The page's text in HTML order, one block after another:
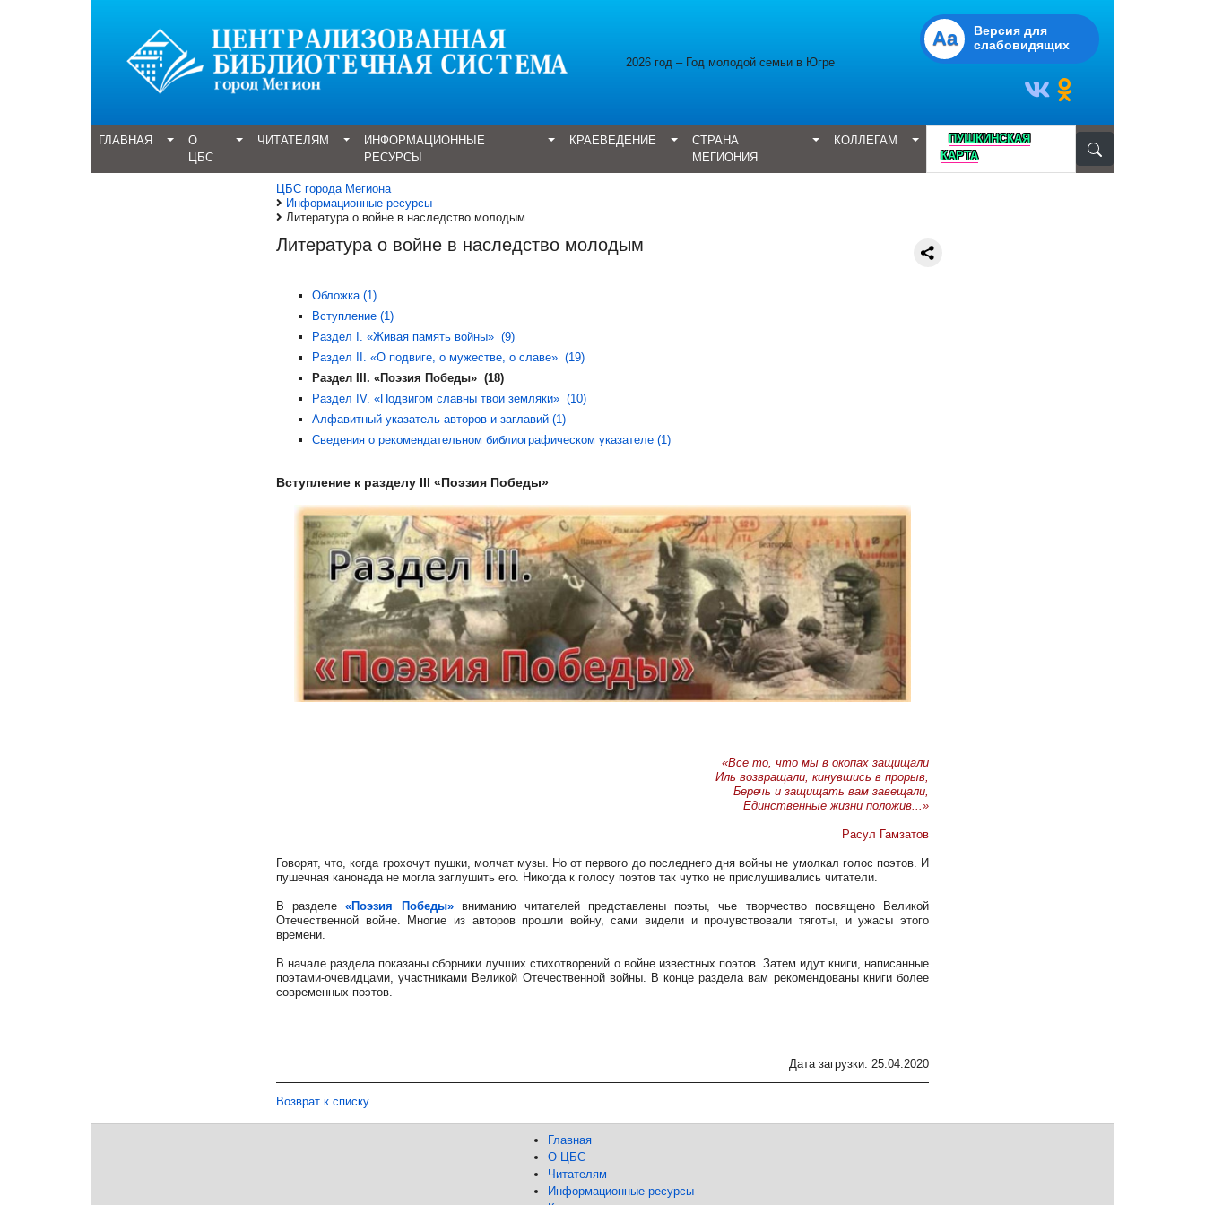
2026 год – Год молодой семьи в Югре
Aa
Версия для
слабовидящих
ГЛАВНАЯ
О
ЦБС
ЧИТАТЕЛЯМ
ИНФОРМАЦИОННЫЕ
РЕСУРСЫ
КРАЕВЕДЕНИЕ
СТРАНА
МЕГИОНИЯ
КОЛЛЕГАМ DПУШКИНСКАЯ
КАРТА
ЦБС города Мегиона
Информационные ресурсы
Литература о войне в наследство молодым
Литература о войне в наследство молодым
Обложка (1)
Вступление (1)
Раздел I. «Живая память войны» (9)
Раздел II. «О подвиге, о мужестве, о славе» (19)
Раздел III. «Поэзия Победы» (18)
Раздел IV. «Подвигом славны твои земляки» (10)
Алфавитный указатель авторов и заглавий (1)
Сведения о рекомендательном библиографическом указателе (1)
Вступление к разделу III «Поэзия Победы»
«Все то, что мы в окопах защищали
Иль возвращали, кинувшись в прорыв,
Беречь и защищать вам завещали,
Единственные жизни положив...»
Расул Гамзатов
Говорят, что, когда грохочут пушки, молчат музы. Но от первого до последнего дня войны не умолкал голос поэтов. И
пушечная канонада не могла заглушить его. Никогда к голосу поэтов так чутко не прислушивались читатели.
В разделе«Поэзия Победы»вниманию читателей представлены поэты, чье творчество посвящено Великой
Отечественной войне. Многие из авторов прошли войну, сами видели и прочувствовали тяготы, и ужасы этого
времени.
В начале раздела показаны сборники лучших стихотворений о войне известных поэтов. Затем идут книги, написанные
поэтами-очевидцами, участниками Великой Отечественной войны. В конце раздела вам рекомендованы книги более
современных поэтов.
Дата загрузки: 25.04.2020
Возврат к списку
Главная
О ЦБС
Читателям
Информационные ресурсы